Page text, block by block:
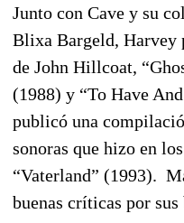
Junto con Cave y su
Blixa Bargeld, Harvey
de John Hillcoat,
(1988) y “To Have
publicó una
sonoras que hizo en
“Vaterland” (1993).
buenas críticas por sus